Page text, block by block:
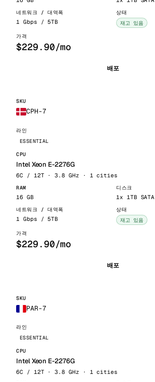
1 Gbps / 5TB 재고 있음
$229.90/mo
배포
CPH-7
ESSENTIAL
Intel Xeon E-2276G
6C / 12T · 3.8 GHz · 1 cities
16 GB 1x 1TB SATA
1 Gbps / 5TB 재고 있음
$229.90/mo
배포
PAR-7
ESSENTIAL
Intel Xeon E-2276G
6C / 12T · 3.8 GHz · 1 cities